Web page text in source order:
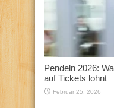
Pendeln 2026:
auf Tickets lohnt
Februar 25, 2026